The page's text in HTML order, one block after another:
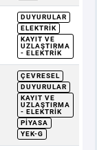
DUYURULAR
ELEKTRIK
KAYIT VE
UZLAŞTIRMA
- ELEKTRIK
ÇEVRESEL
DUYURULAR
KAYIT VE
UZLAŞTIRMA
- ELEKTRIK
PIYASA
YEK-G